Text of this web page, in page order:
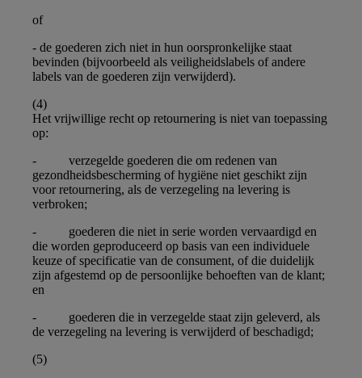
of
- de goederen zich niet in hun oorspronkelijke staat
bevinden (bijvoorbeeld als veiligheidslabels of andere
labels van de goederen zijn verwijderd).
(4)
Het vrijwillige recht op retournering is niet van toepassing
op:
- verzegelde goederen die om redenen van
gezondheidsbescherming of hygiëne niet geschikt zijn
voor retournering, als de verzegeling na levering is
verbroken;
- goederen die niet in serie worden vervaardigd en
die worden geproduceerd op basis van een individuele
keuze of specificatie van de consument, of die duidelijk
zijn afgestemd op de persoonlijke behoeften van de klant;
en
- goederen die in verzegelde staat zijn geleverd, als
de verzegeling na levering is verwijderd of beschadigd;
(5)